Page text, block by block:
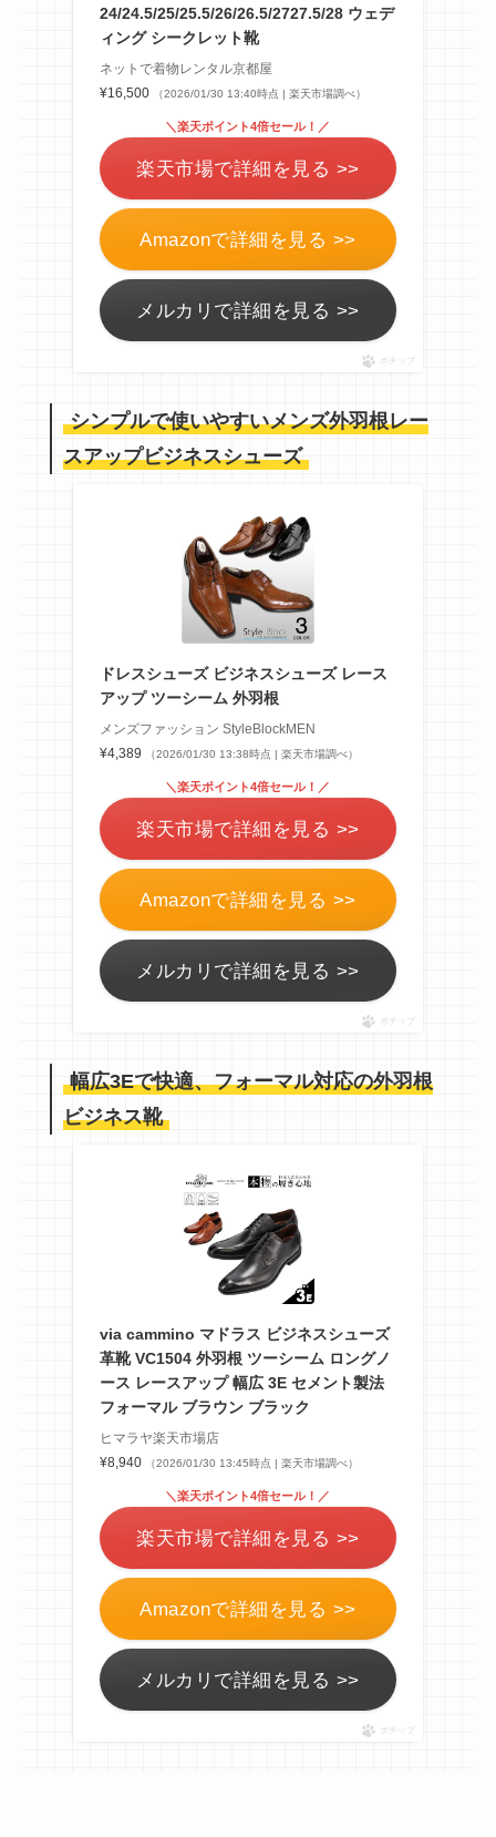
24/24.5/25/25.5/26/26.5/2727.5/28 ウェデ
ィング シークレット靴
ネットで着物レンタル京都屋
¥16,500
（2026/01/30 13:40時点 | 楽天市場調べ）
Amazonで詳細を見る >>
＼楽天ポイント4倍セール！／
楽天市場で詳細を見る >>
メルカリで詳細を見る >>
ポチップ
シンプルで使いやすいメンズ外羽根レー
スアップビジネスシューズ
ドレスシューズ ビジネスシューズ レース
アップ ツーシーム 外羽根
メンズファッション StyleBlockMEN
¥4,389
（2026/01/30 13:38時点 | 楽天市場調べ）
Amazonで詳細を見る >>
＼楽天ポイント4倍セール！／
楽天市場で詳細を見る >>
メルカリで詳細を見る >>
ポチップ
幅広3Eで快適、フォーマル対応の外羽根
ビジネス靴
via cammino マドラス ビジネスシューズ
革靴 VC1504 外羽根 ツーシーム ロングノ
ース レースアップ 幅広 3E セメント製法
フォーマル ブラウン ブラック
ヒマラヤ楽天市場店
¥8,940
（2026/01/30 13:45時点 | 楽天市場調べ）
Amazonで詳細を見る >>
＼楽天ポイント4倍セール！／
楽天市場で詳細を見る >>
メルカリで詳細を見る >>
ポチップ